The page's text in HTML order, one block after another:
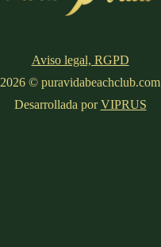
Aviso legal, RGPD
2026 © puravidabeachclub.com
Desarrollada porVIPRUS